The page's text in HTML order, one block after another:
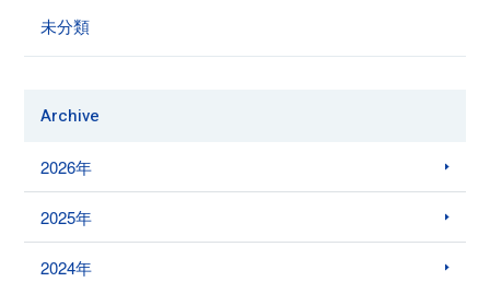
未分類
Archive
2026年
2025年
2024年